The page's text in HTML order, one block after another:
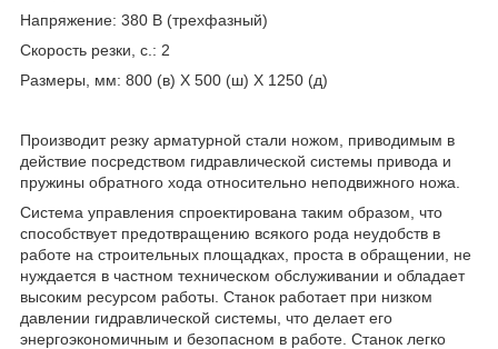
Напряжение: 380 В (трехфазный)
Скорость резки, с.: 2
Размеры, мм: 800 (в) Х 500 (ш) Х 1250 (д)
Производит резку арматурной стали ножом, приводимым в
действие посредством гидравлической системы привода и
пружины обратного хода относительно неподвижного ножа.
Система управления спроектирована таким образом, что
способствует предотвращению всякого рода неудобств в
работе на строительных площадках, проста в обращении, не
нуждается в частном техническом обслуживании и обладает
высоким ресурсом работы. Станок работает при низком
давлении гидравлической системы, что делает его
энергоэкономичным и безопасном в работе. Станок легко